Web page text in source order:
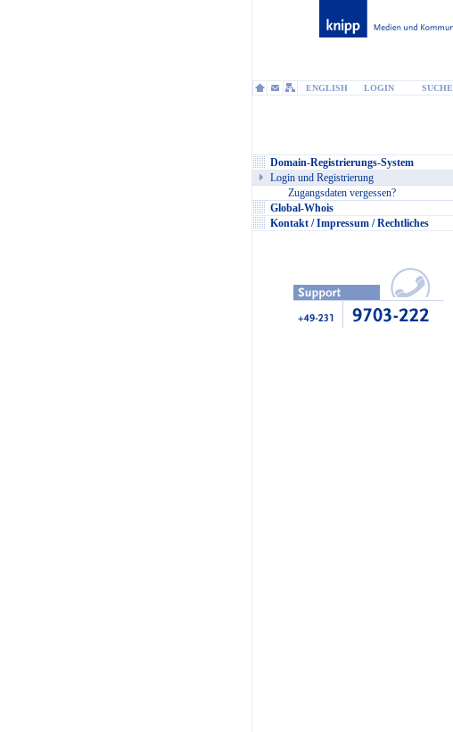
ENGLISH LOGIN SUCHE
Domain-Registrierungs-System
Login und Registrierung
Zugangsdaten vergessen?
Global-Whois
Kontakt / Impressum / Rechtliches